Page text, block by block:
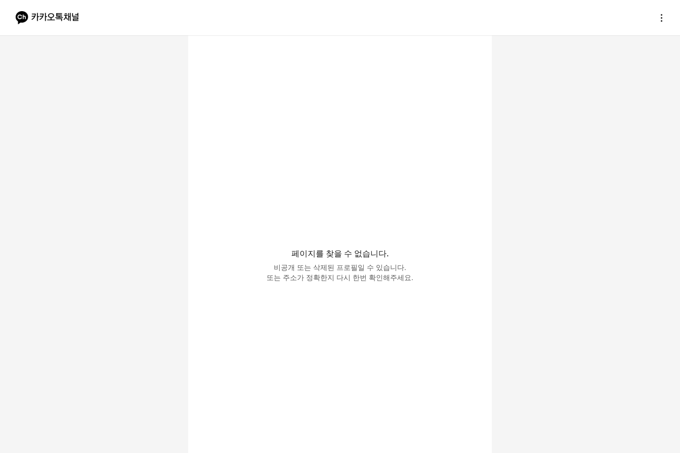
페이지를 찾을 수 없습니다.
비공개 또는 삭제된 프로필일 수 있습니다.
또는 주소가 정확한지 다시 한번 확인해주세요.